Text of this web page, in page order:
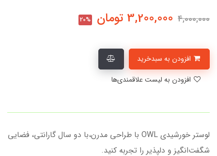
4,000,000
3,200,000 تومان 20%
لوستر خورشیدی OWL با طراحی مدرن،با دو سال گارانتی، فضایی
شگفت‌انگیز و دلپذیر را تجربه کنید.